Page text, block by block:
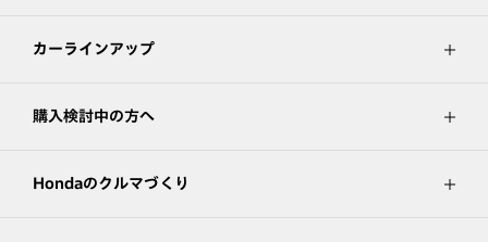
カーラインアップ
購入検討中の方へ
Hondaのクルマづくり